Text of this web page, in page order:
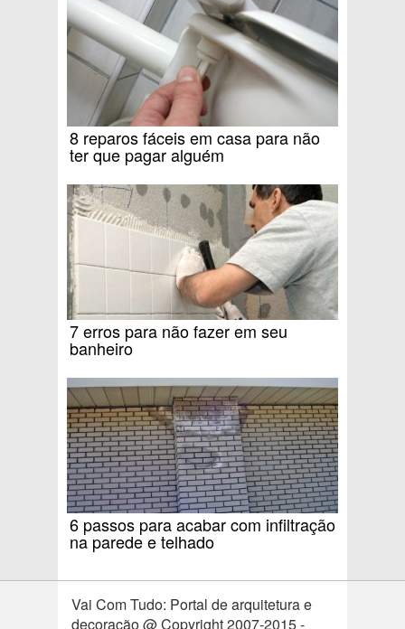
8 reparos fáceis em casa para não
ter que pagar alguém
7 erros para não fazer em seu
banheiro
6 passos para acabar com infiltração
na parede e telhado
Vai Com Tudo: Portal de arquitetura e
decoração @ Copyright 2007-2015 -